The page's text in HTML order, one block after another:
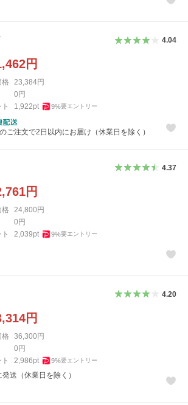
4.04
円
格 23,384円
0 円
1,922pt 9%要エントリー
ご注文で2日以内にお届け（休業日を除く）
4.37
円
格 24,800円
0円
2,039pt 9%要エントリー
4.20
円
格 36,300円
0円
2,986pt 9%要エントリー
送（休業日を除く）